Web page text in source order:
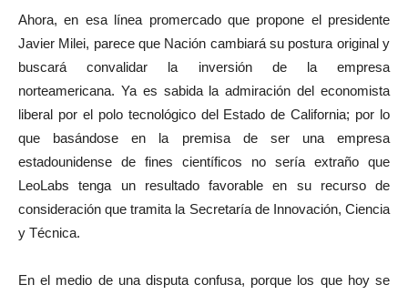
Ahora, en esa línea promercado que propone el presidente
Javier Milei, parece que Nación cambiará su postura original y
buscará convalidar la inversión de la empresa
norteamericana. Ya es sabida la admiración del economista
liberal por el polo tecnológico del Estado de California; por lo
que basándose en la premisa de ser una empresa
estadounidense de fines científicos no sería extraño que
LeoLabs tenga un resultado favorable en su recurso de
consideración que tramita la Secretaría de Innovación, Ciencia
y Técnica.
En el medio de una disputa confusa, porque los que hoy se